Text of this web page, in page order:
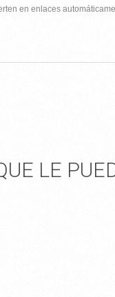
en enlaces
LE